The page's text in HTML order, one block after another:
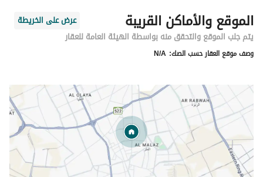
الموقع والأماكن القريبة
عرض على الخريطة
يتم جلب الموقع والتحقق منه بواسطة الهيئة العامة للعقار
وصف موقع العقار حسب الصك: N/A